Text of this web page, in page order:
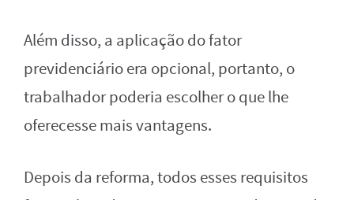
Além disso, a aplicação do fator
previdenciário era opcional, portanto, o
trabalhador poderia escolher o que lhe
oferecesse mais vantagens.
Depois da reforma, todos esses requisitos